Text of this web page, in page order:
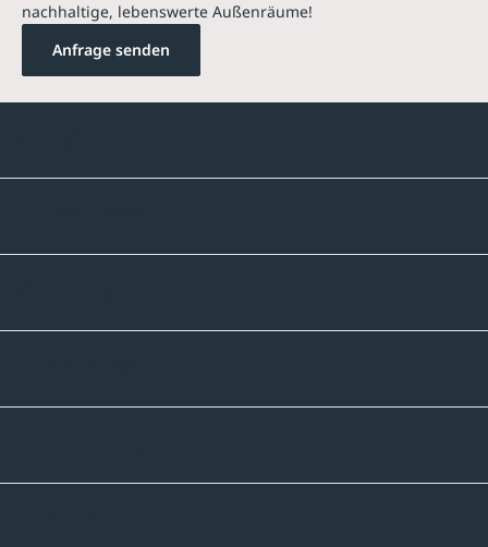
nachhaltige, lebenswerte Außenräume!
Anfrage senden